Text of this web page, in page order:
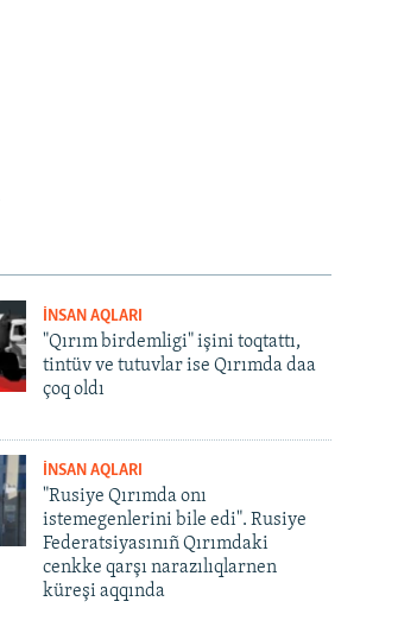
İNSAN AQLARI
"Qırım birdemligi" işini toqtattı,
tintüv ve tutuvlar ise Qırımda daa
çoq oldı
İNSAN AQLARI
"Rusiye Qırımda onı
istemegenlerini bile edi". Rusiye
Federatsiyasınıñ Qırımdaki
cenkke qarşı narazılıqlarnen
küreşi aqqında